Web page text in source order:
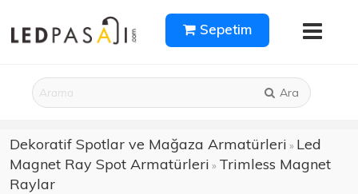
Sepetim
Ara
Dekoratif Spotlar ve Mağaza Armatürleri » Led
Magnet Ray Spot Armatürleri » Trimless Magnet
Raylar